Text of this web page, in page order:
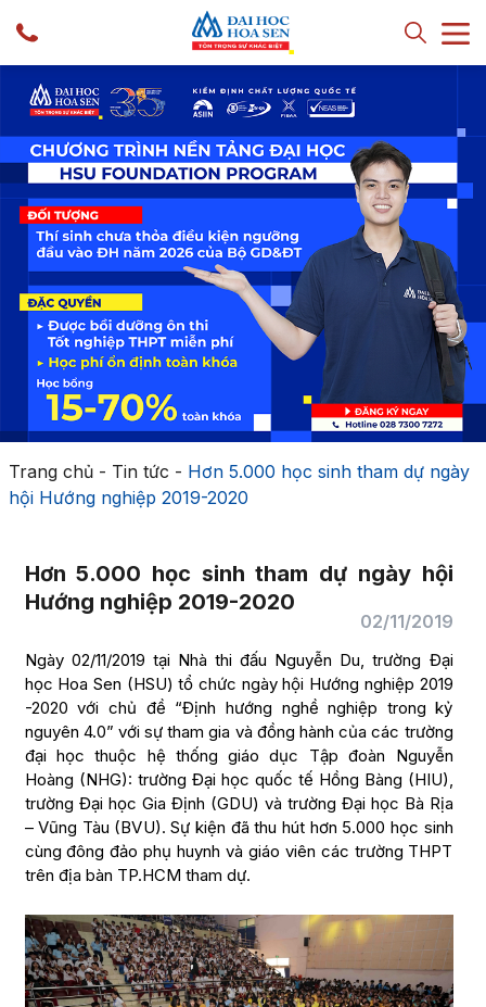
Trang chủ- Tin tức - Hơn 5.000 học sinh tham dự ngày
hội Hướng nghiệp 2019-2020
Hơn 5.000 học sinh tham dự ngày hội
Hướng nghiệp 2019-2020
02/11/2019
Ngày 02/11/2019 tại Nhà thi đấu Nguyễn Du, trường Đại
học Hoa Sen (HSU) tổ chức ngày hội Hướng nghiệp 2019
-2020 với chủ đề “Định hướng nghề nghiệp trong kỷ
nguyên 4.0” với sự tham gia và đồng hành của các trường
đại học thuộc hệ thống giáo dục Tập đoàn Nguyễn
Hoàng (NHG): trường Đại học quốc tế Hồng Bàng (HIU),
trường Đại học Gia Định (GDU) và trường Đại học Bà Rịa
– Vũng Tàu (BVU). Sự kiện đã thu hút hơn 5.000 học sinh
cùng đông đảo phụ huynh và giáo viên các trường THPT
trên địa bàn TP.HCM tham dự.